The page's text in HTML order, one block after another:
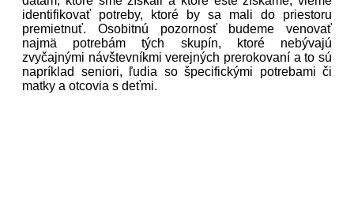
identifikovať potreby, ktoré by sa mali do priestoru
premietnuť. Osobitnú pozornosť budeme venovať
najmä potrebám tých skupín, ktoré nebývajú
zvyčajnými návštevníkmi verejných prerokovaní a to sú
napríklad seniori, ľudia so špecifickými potrebami či
matky a otcovia s deťmi.